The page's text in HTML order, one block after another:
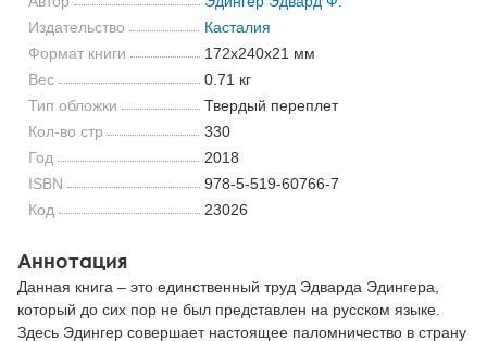
Издательство
Касталия
Формат книги
172x240x21 мм
Вес
0.71 кг
Тип обложки
Твердый переплет
Кол-во стр
330
Год
2018
ISBN
978-5-519-60766-7
Код
23026
Аннотация
Данная книга – это единственный труд Эдварда Эдингера,
который до сих пор не был представлен на русском языке.
Здесь Эдингер совершает настоящее паломничество в страну